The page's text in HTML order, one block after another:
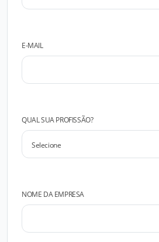
E-MAIL
QUAL SUA PROFISSÃO?
NOME DA EMPRESA